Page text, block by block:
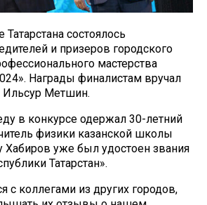
состоялось
и призеров городского
мастерства
Награды финалистам вручал
Ильсур Метшин.
в конкурсе одержал 30-летний
физики казанской школы
Хабиров уже был удостоен звания
Татарстан».
с коллегами из других городов,